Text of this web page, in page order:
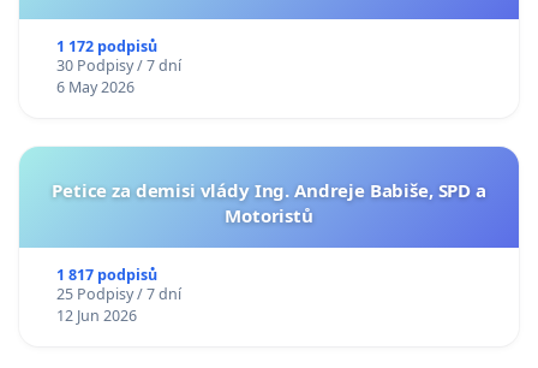
1 172 podpisů
30 Podpisy / 7 dní
6 May 2026
Petice za demisi vlády Ing. Andreje Babiše, SPD a
Motoristů
1 817 podpisů
25 Podpisy / 7 dní
12 Jun 2026